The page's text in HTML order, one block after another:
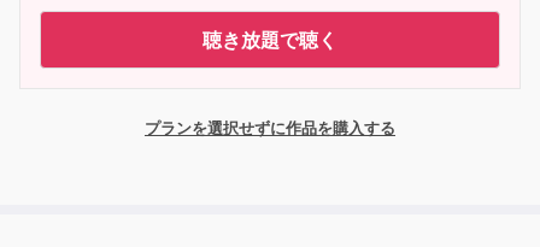
聴き放題で聴く
プランを選択せずに作品を購入する